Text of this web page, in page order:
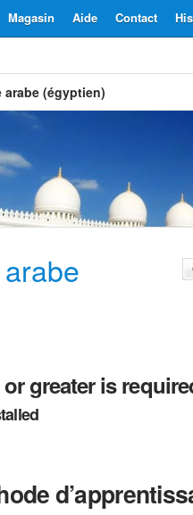
Contact
Aide
Magasin
arabe (égyptien)
greater is